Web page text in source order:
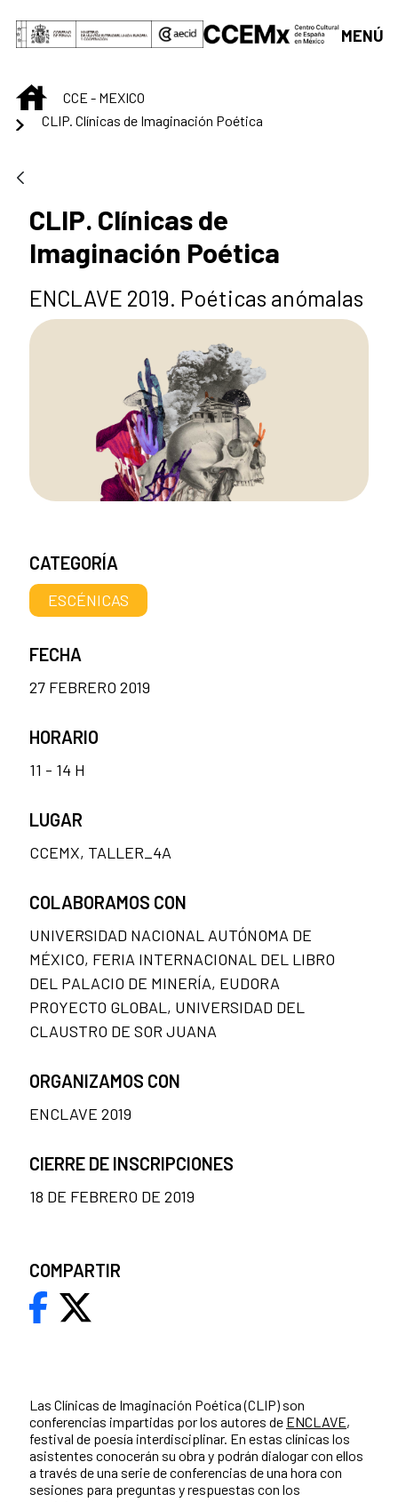
Saltar al contenido principal
MENÚ
INICIOCCE - MEXICO
CLIP. Clínicas de Imaginación Poética
CLIP. Clínicas de
Imaginación Poética
ENCLAVE 2019. Poéticas anómalas
Las Clínicas de Imaginación Poética (CLIP) son
conferencias impartidas por los autores de ENCLAVE,
festival de poesía interdisciplinar. En estas clínicas los
asistentes conocerán su obra y podrán dialogar con ellos
a través de una serie de conferencias de una hora con
sesiones para preguntas y respuestas con los
CATEGORÍA
ESCÉNICAS
FECHA
27 FEBRERO 2019
HORARIO
11 - 14 H
LUGAR
CCEMX, TALLER_4A
COLABORAMOS CON
UNIVERSIDAD NACIONAL AUTÓNOMA DE
MÉXICO, FERIA INTERNACIONAL DEL LIBRO
DEL PALACIO DE MINERÍA, EUDORA
PROYECTO GLOBAL, UNIVERSIDAD DEL
CLAUSTRO DE SOR JUANA
ORGANIZAMOS CON
ENCLAVE 2019
CIERRE DE INSCRIPCIONES
18 DE FEBRERO DE 2019
COMPARTIR